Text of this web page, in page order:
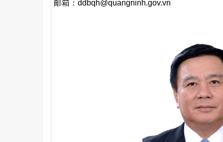
邮箱：ddbqh@quangninh.gov.vn